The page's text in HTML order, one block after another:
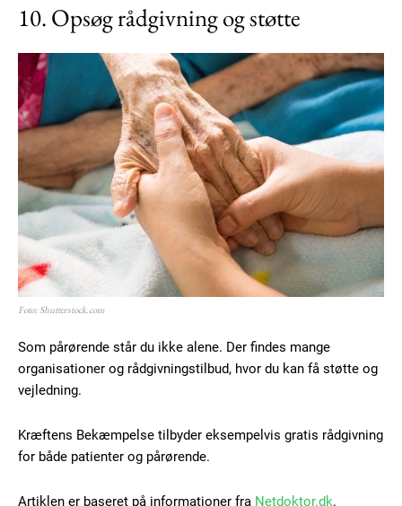
10. Opsøg rådgivning og støtte
Foto: Shutterstock.com
Som pårørende står du ikke alene. Der findes mange
organisationer og rådgivningstilbud, hvor du kan få støtte og
vejledning.
Kræftens Bekæmpelse tilbyder eksempelvis gratis rådgivning
for både patienter og pårørende.
Artiklen er baseret på informationer fra Netdoktor.dk.